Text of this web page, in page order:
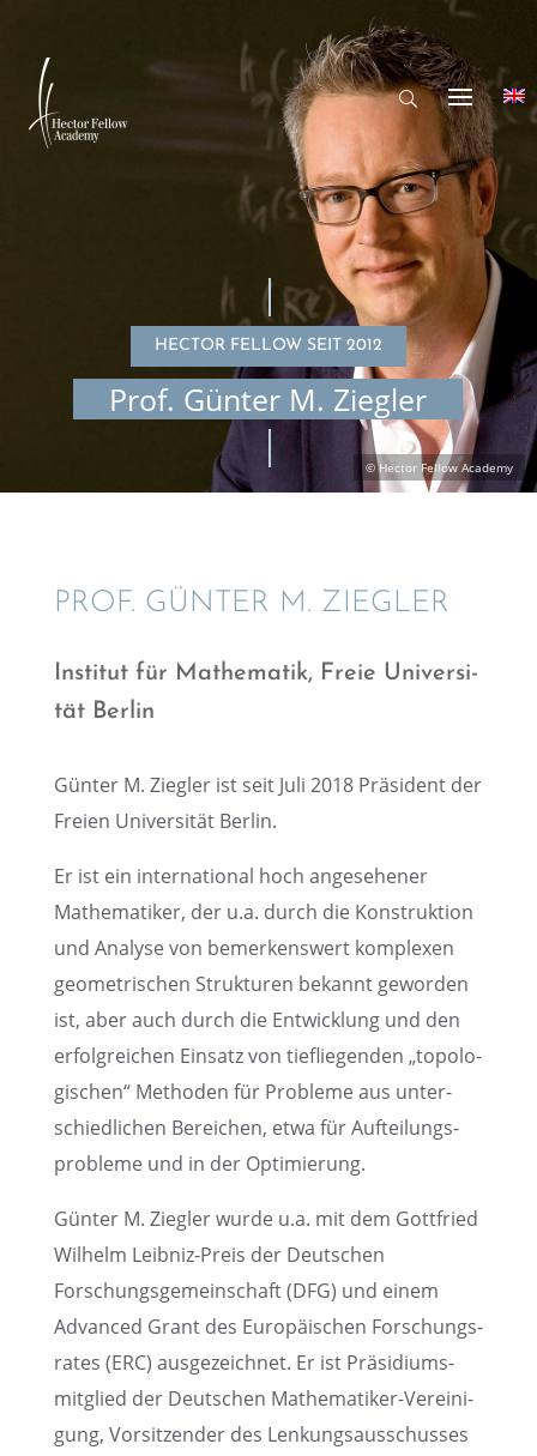
HECTOR FELLOW SEIT 2012
Prof. Günter M. Ziegler
PROF. GÜNTER M. ZIEGLER
Insti­tut für Mathe­ma­tik, Freie Univer­si­
tät Berlin
Günter M. Ziegler ist seit Juli 2018 Präsi­dent der
Freien Univer­si­tät Berlin.
Er ist ein inter­na­tio­nal hoch angese­he­ner
Mathe­ma­ti­ker, der u.a. durch die Konstruk­tion
und Analyse von bemer­kens­wert komple­xen
geome­tri­schen Struk­tu­ren bekannt gewor­den
ist, aber auch durch die Entwick­lung und den
erfolg­rei­chen Einsatz von tieflie­gen­den „topolo­
gi­schen“ Metho­den für Probleme aus unter­
schied­li­chen Berei­chen, etwa für Auftei­lungs­
pro­bleme und in der Optimierung.
Günter M. Ziegler wurde u.a. mit dem Gottfried
Wilhelm Leibniz-Preis der Deutschen
Forschungs­ge­mein­schaft (DFG) und einem
Advan­ced Grant des Europäi­schen Forschungs­
ra­tes (ERC) ausge­zeich­net. Er ist Präsi­di­ums­
mit­glied der Deutschen Mathe­ma­ti­ker-Verei­ni­
gung, Vorsit­zen­der des Lenkungs­aus­schus­ses